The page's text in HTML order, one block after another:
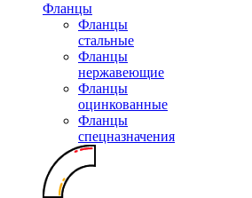
Фланцы
Фланцы
стальные
Фланцы
нержавеющие
Фланцы
оцинкованные
Фланцы
спецназначения